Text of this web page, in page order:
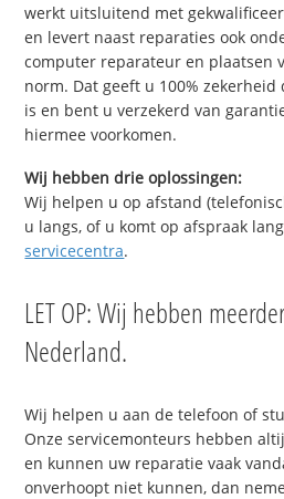
werkt uitsluitend met
en levert naast reparaties ook
computer reparateur en plaatsen
norm. Dat geeft u 100%
is en bent u verzekerd van
hiermee voorkomen.
Wij hebben drie oplossingen:
Wij helpen u op afstand
u langs, of u komt op afspraak
servicecentra.
LET OP: Wij hebben
Nederland.
Wij helpen u aan de telefoon of
Onze servicemonteurs hebben
en kunnen uw reparatie vaak
onverhoopt niet kunnen, dan